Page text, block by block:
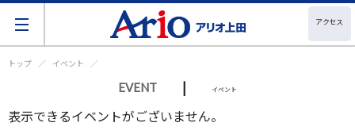
アクセス
トップ イベント
EVENT | イベント
表示できるイベントがございません。